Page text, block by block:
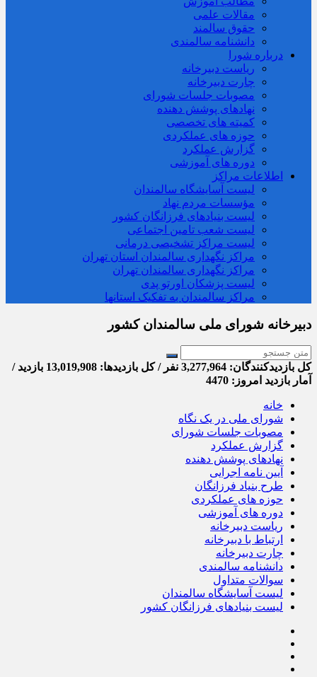
مقالات علمی
حقوق سالمند
دانشنامه سالمندی
درباره شورا
ریاست دبیرخانه
چارت دبیرخانه
مصوبات جلسات شورای
نهادهای پوشش دهنده
کمیته های تخصصی
حوزه های عملکردی
گزارش عملکرد
دوره های آموزشی
اطلاعات مراکز
لیست آسایشگاه سالمندان
مؤسسات مردم نهاد
لیست بنیادهای فرزانگان کشور
لیست شعب تامین اجتماعی
لیست مراکز تشخیصی درمانی
مراکز نگهداری سالمندان استان تهران
مراکز نگهداری سالمندان تهران
لیست پزشکان اورتو پدی
مراکز سالمندان به تفکیک استانها
دبیرخانه شورای ملی سالمندان کشور
کل بازدیدکنند‌گان: 3,277,964 نفر / کل بازدیدها: 13,019,908 بازدید /
آمار بازدید امروز: 4470
خانه
شورای ملی در یک نگاه
مصوبات جلسات شورای
گزارش عملکرد
نهادهای پوشش دهنده
آیین نامه اجرایی
طرح بنیاد فرزانگان
حوزه های عملکردی
دوره های آموزشی
ریاست دبیرخانه
ارتباط با دبیرخانه
چارت دبیرخانه
دانشنامه سالمندی
سوالات متداول
لیست آسایشگاه سالمندان
لیست بنیادهای فرزانگان کشور